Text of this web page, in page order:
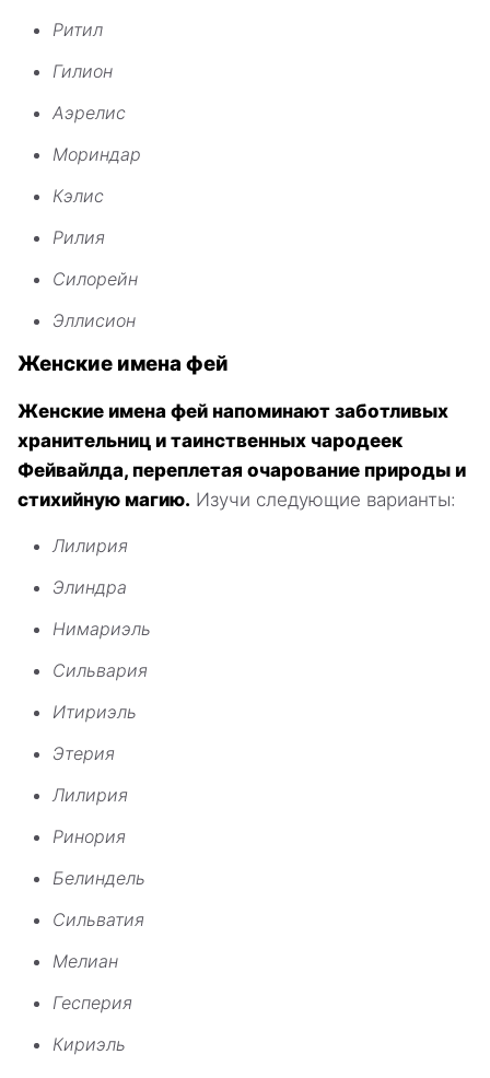
Ритил
Гилион
Аэрелис
Мориндар
Кэлис
Рилия
Силорейн
Эллисион
Женские имена фей
Женские имена фей напоминают заботливых
хранительниц и таинственных чародеек
Фейвайлда, переплетая очарование природы и
стихийную магию. Изучи следующие варианты:
Лилирия
Элиндра
Нимариэль
Сильвария
Итириэль
Этерия
Лилирия
Ринория
Белиндель
Сильватия
Мелиан
Гесперия
Кириэль